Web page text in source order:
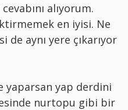
alıyorum.
en iyisi. Ne
de aynı yere çıkarıyor
yaparsan yap derdini
nurtopu gibi bir